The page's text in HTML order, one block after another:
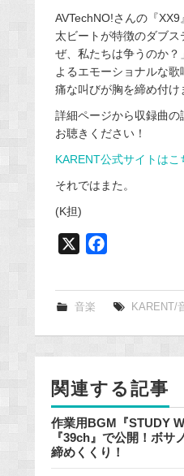
AVTechNO!さんの『
太ビートが特徴のダブ
ぜ、私たちは争うのか
よるエモーショナルな
痛な叫びが胸を締め付け
詳細ページから収録曲
お聴きください！
KARENT公式サイトはこ
それではまた。
(K担)
e
k
音楽 KARENT/
関連する記事
作業用BGM『STUDY
『39ch』で公開！ボサ
締めくくり！